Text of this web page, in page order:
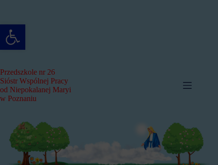
Otwórz pasek narzędzi
Przedszkole nr 26
Sióstr Wspólnej Pracy
od Niepokalanej Maryi
w Poznaniu